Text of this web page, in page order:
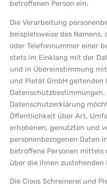
betroffenen Person ein.
Die Verarbeitung
beispielsweise des
oder Telefonnummer einer
stets im Einklang mit der
und in Übereinstimmung
und Pietät GmbH geltenden
Datenschutzerklärung
Öffentlichkeit über Art,
erhobenen, genutzten und
personenbezogenen Daten
betroffene Personen
über die ihnen
Die Cloos Schreinerei und